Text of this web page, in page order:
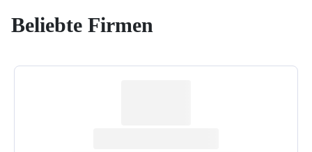
Beliebte Firmen